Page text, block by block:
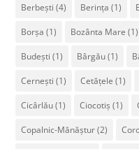
Berbești (4) Berința (1)
Borșa (1) Bozânta Mare (1)
Budești (1) Bârgău(1)
Cernești (1) Cetățele (1)
Cicârlău(1) Ciocotiș (1)
Copalnic-Mănăștur(2)